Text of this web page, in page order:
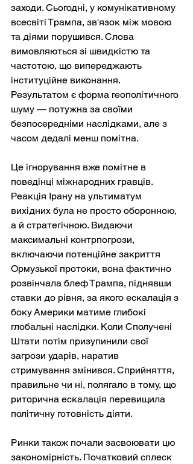
заходи. Сьогодні, у комунікативному
всесвіті Трампа, зв'язок між мовою
та діями порушився. Слова
вимовляються зі швидкістю та
частотою, що випереджають
інституційне виконання.
Результатом є форма геополітичного
шуму — потужна за своїми
безпосередніми наслідками, але з
часом дедалі менш помітна.
Це ігнорування вже помітне в
поведінці міжнародних гравців.
Реакція Ірану на ультиматум
вихідних була не просто оборонною,
а й стратегічною. Видаючи
максимальні контрпогрози,
включаючи потенційне закриття
Ормузької протоки, вона фактично
розвінчала блеф Трампа, піднявши
ставки до рівня, за якого ескалація з
боку Америки матиме глибокі
глобальні наслідки. Коли Сполучені
Штати потім призупинили свої
загрози ударів, наратив
стримування змінився. Сприйняття,
правильне чи ні, полягало в тому, що
риторична ескалація перевищила
політичну готовність діяти.
Ринки також почали засвоювати цю
закономірність. Початковий сплеск